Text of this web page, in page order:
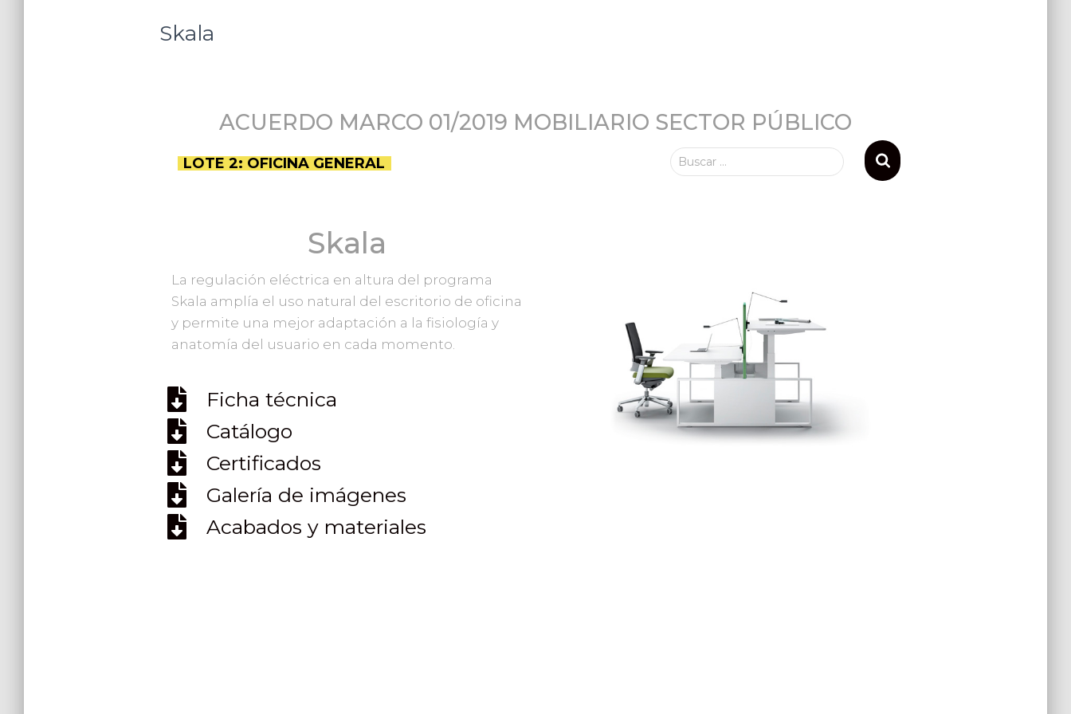
Skala
ACUERDO MARCO 01/2019 MOBILIARIO SECTOR PÚBLICO
LOTE 2: OFICINA GENERAL Buscar …
Skala
La regulación eléctrica en altura del programa
Skala amplía el uso natural del escritorio de oficina
y permite una mejor adaptación a la fisiología y
anatomía del usuario en cada momento.
Ficha técnica
Catálogo
Certificados
Galería de imágenes
Acabados y materiales